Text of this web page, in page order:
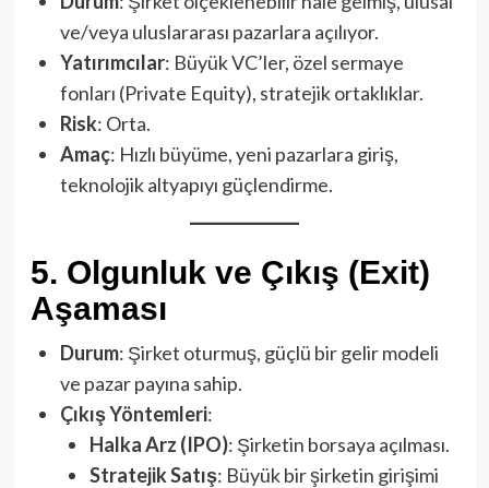
ve/veya uluslararası pazarlara açılıyor.
Yatırımcılar: Büyük VC’ler, özel sermaye
fonları (Private Equity), stratejik ortaklıklar.
Risk: Orta.
Amaç: Hızlı büyüme, yeni pazarlara giriş,
teknolojik altyapıyı güçlendirme.
5. Olgunluk ve Çıkış (Exit)
Aşaması
Durum: Şirket oturmuş, güçlü bir gelir modeli
ve pazar payına sahip.
Çıkış Yöntemleri:
Halka Arz (IPO): Şirketin borsaya açılması.
Stratejik Satış: Büyük bir şirketin girişimi